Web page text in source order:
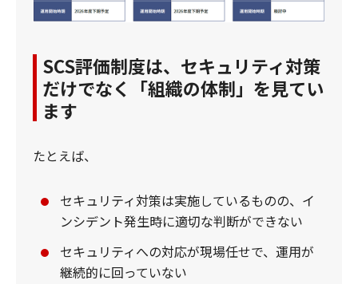
SCS評価制度は、セキュリティ対策
だけでなく「組織の体制」を見てい
ます
たとえば、
セキュリティ対策は実施しているものの、イ
ンシデント発生時に適切な判断ができない
セキュリティへの対応が現場任せで、運用が
継続的に回っていない